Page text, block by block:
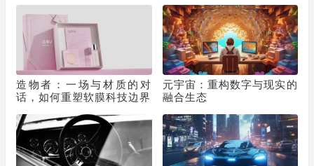
挚荐
造物者：一场与材质的对
话，如何重塑软膜科技边界
元宇宙：重构数字与现实的
融合生态